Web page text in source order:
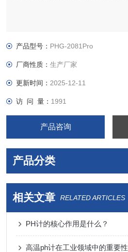
产品型号： PHG-2081Pro
厂商性质：生产厂家
更新时间： 2025-12-11
访 问 量： 1991
产品咨询
产品分类
相关文章 RELATED ARTICLES
PH计的核心作用是什么？
高温ph计在工业领域中的重要性